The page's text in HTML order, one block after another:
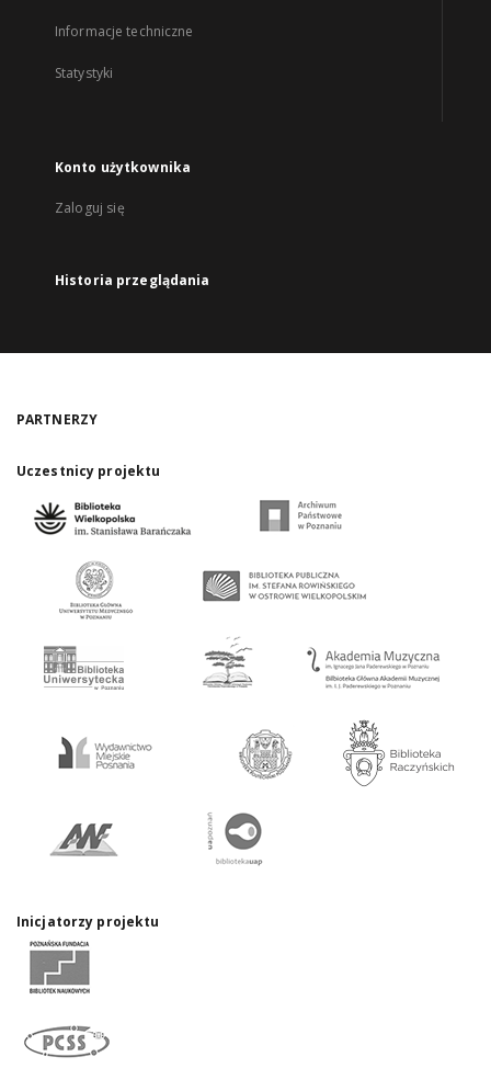
Informacje techniczne
Statystyki
Konto użytkownika
Zaloguj się
Historia przeglądania
PARTNERZY
Uczestnicy projektu
Inicjatorzy projektu